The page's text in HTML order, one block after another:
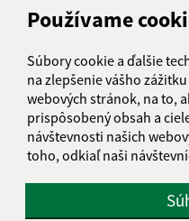
Používame
Súbory cookie a ďalšie
na zlepšenie vášho
webových stránok, na to,
prispôsobený obsah a
návštevnosti našich
toho, odkiaľ naši
067 24
+421
IČO: